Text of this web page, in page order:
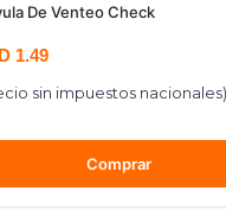
De Venteo Check
1.49
sin impuestos nacionales)
Comprar